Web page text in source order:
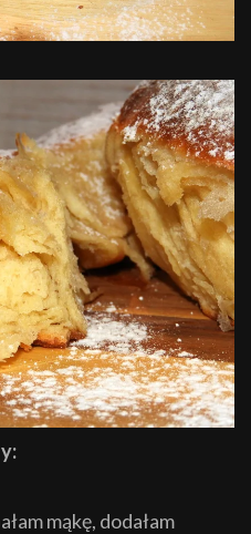
mąkę, dodałam